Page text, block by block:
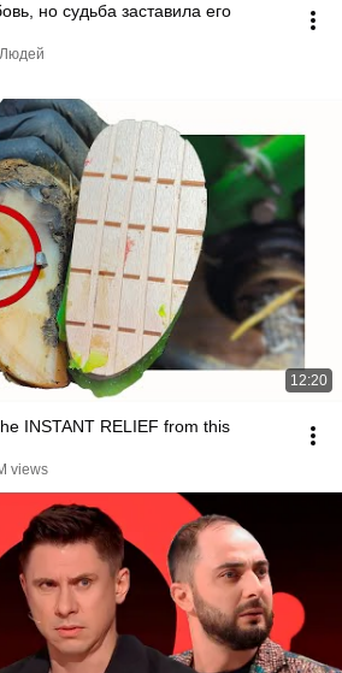
но судьба заставила его
12:20
INSTANT RELIEF from this
views